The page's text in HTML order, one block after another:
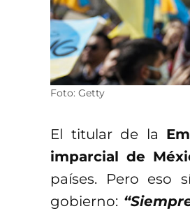
Foto: Getty
El titular de la
imparcial de
países. Pero eso
gobierno: